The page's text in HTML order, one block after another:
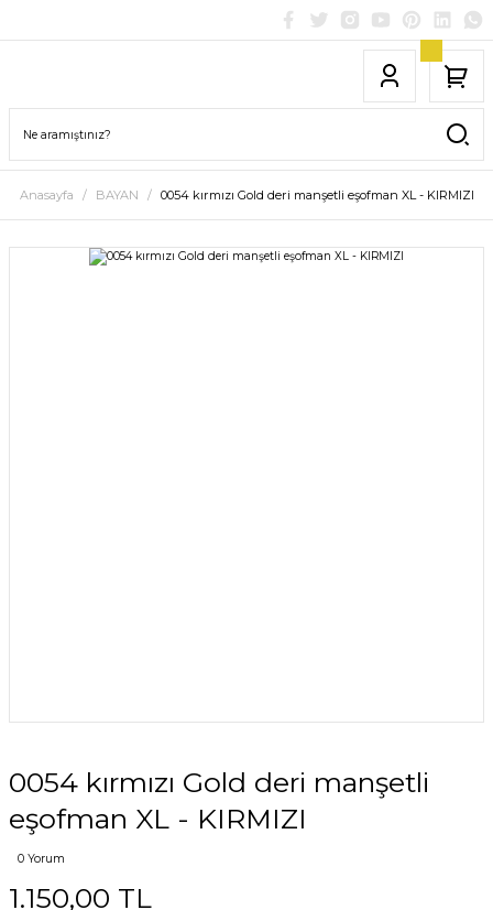
Anasayfa BAYAN 0054 kırmızı Gold deri manşetli eşofman XL - KIRMIZI
0054 kırmızı Gold deri manşetli
eşofman XL - KIRMIZI
0 Yorum
1.150,00 TL